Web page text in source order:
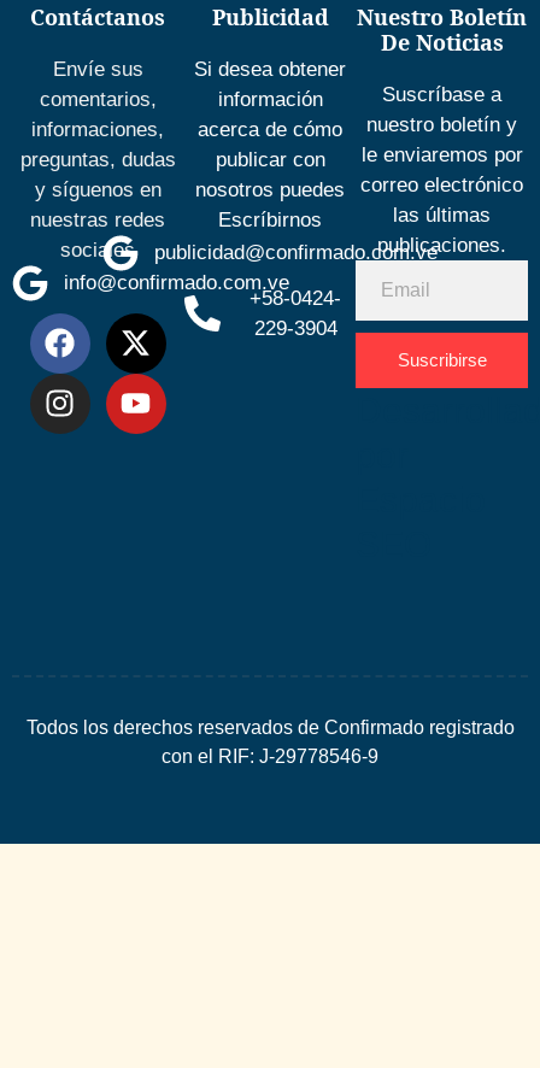
Contáctanos
Envíe sus
comentarios,
informaciones,
preguntas, dudas
y síguenos en
nuestras redes
sociales
info@confirmado.com.ve
Publicidad
Si desea obtener
información
acerca de cómo
publicar con
nosotros puedes
Escríbirnos
publicidad@confirmado.com.ve
+58-0424-
229-3904
Nuestro Boletín
De Noticias
Suscríbase a
nuestro boletín y
le enviaremos por
correo electrónico
las últimas
publicaciones.
Suscribirse
Todos los derechos reservados de Confirmado registrado
con el RIF: J-29778546-9